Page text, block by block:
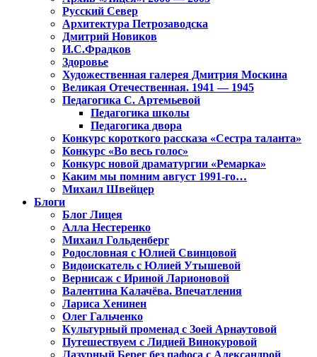
Русский Север
Архитектура Петрозаводска
Дмитрий Новиков
И.С.Фрадков
Здоровье
Художественная галерея Дмитрия Москина
Великая Отечественная. 1941 — 1945
Педагогика С. Артемьевой
Педагогика школы
Педагогика двора
Конкурс короткого рассказа «Сестра таланта»
Конкурс «Во весь голос»
Конкурс новой драматургии «Ремарка»
Каким мы помним август 1991-го…
Михаил Швейцер
Блоги
Блог Лицея
Алла Нестеренко
Михаил Гольденберг
Родословная с Юлией Свинцовой
Видоискатель с Юлией Утышевой
Вернисаж с Ириной Ларионовой
Валентина Калачёва. Впечатления
Лариса Хенинен
Олег Гальченко
Культурный променад с Зоей Арнаутовой
Путешествуем с Лидией Винокуровой